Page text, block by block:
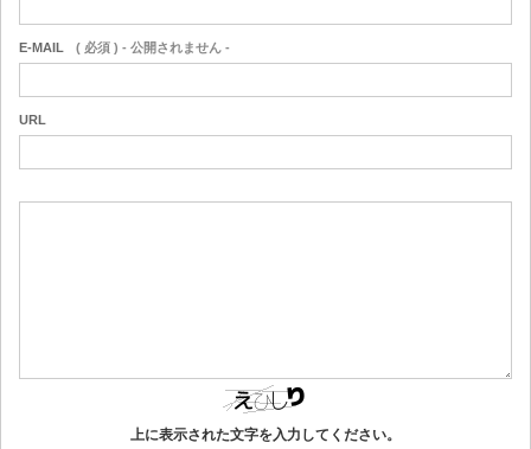
E-MAIL ( 必須 ) - 公開されません -
URL
上に表示された文字を入力してください。